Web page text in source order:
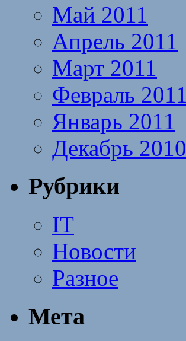
Май 2011
Апрель 2011
Март 2011
Февраль 2011
Январь 2011
Декабрь 2010
Рубрики
IT
Новости
Разное
Мета